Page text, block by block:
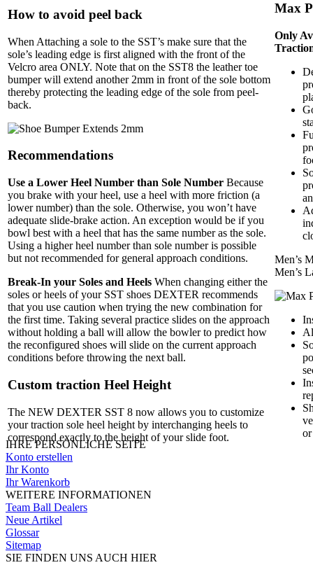
How to avoid peel back
When Attaching a sole to the SST’s make sure that the
sole’s leading edge is first aligned with the front of the
Velcro area ONLY. Note that on the SST8 the leather toe
bumper will extend another 2mm in front of the sole bottom
thereby protecting the leading edge of the sole from peel-
back.
Recommendations
Use a Lower Heel Number than Sole Number Because
you brake with your heel, use a heel with more friction (a
lower number) than the sole. Otherwise, you won’t have
adequate slide-brake action. An exception would be if you
bowl best with a heel that has the same number as the sole.
Using a higher heel number than sole number is possible
but not recommended for general approach conditions.
Break-In your Soles and Heels When changing either the
soles or heels of your SST shoes DEXTER recommends
that you use caution when trying the new combination for
the first time. Taking several practice slides on the approach
without holding a ball will allow the bowler to predict how
the reconfigured shoes will slide on the current approach
conditions before throwing the next ball.
Custom traction Heel Height
The NEW DEXTER SST 8 now allows you to customize
your traction sole heel height by interchanging heels to
correspond exactly to the height of your slide foot.
Max
Only
Men’s
Men’s
or
IHRE PERSÖNLICHE SEITE
Konto erstellen
Ihr Konto
Ihr Warenkorb
WEITERE INFORMATIONEN
Team Ball Dealers
Neue Artikel
Glossar
Sitemap
SIE FINDEN UNS AUCH HIER